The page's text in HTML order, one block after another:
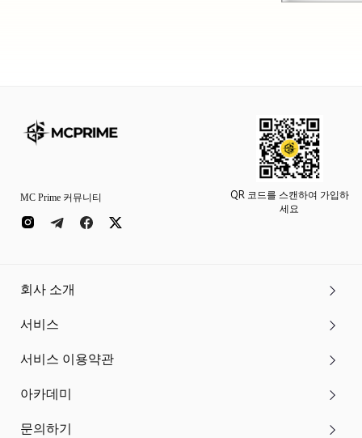
MC Prime 커뮤니티
QR 코드를 스캔하여 가입하
세요
회사 소개
서비스
서비스 이용약관
아카데미
문의하기